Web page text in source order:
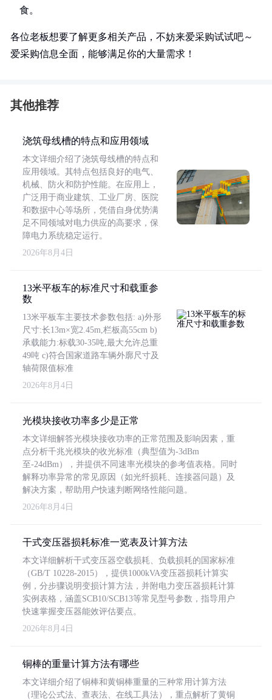
食。
各位老板想要了解更多相关产品，不妨来爱采购试试吧～
爱采购信息全面，能够满足你的大量需求！
其他推荐
浇筑母线槽的特点和应用领域
本文详细介绍了浇筑母线槽的特点和
应用领域。其特点包括良好的电气、
机械、防火和防护性能。在应用上，
广泛用于商业建筑、工业厂房、医院
和数据中心等场所，凭借自身优势满
足不同领域对电力供应的高要求，保
障电力系统稳定运行。
2026年8月4日
13米平板车的标准尺寸和载重参
数
13米平板车主要技术参数包括: a)外形
尺寸:长13m×宽2.45m,栏板高55cm b)
承载能力:标载30-35吨,最大允许总重
49吨 c)符合国家道路车辆外廓尺寸及
轴荷限值标准
2026年8月4日
光模块接收功率多少是正常
本文详细解答光模块接收功率的正常范围及影响因素，重
点分析千兆光模块的收光标准（典型值为-3dBm
至-24dBm），并提供不同速率光模块的参考值表格。同时
解释功率异常的常见原因（如光纤损耗、连接器问题）及
解决方案，帮助用户快速判断网络性能问题。
2026年8月4日
干式变压器损耗标准一览表及计算方法
本文详细解析干式变压器空载损耗、负载损耗的国家标准
（GB/T 10228-2015），提供1000kVA变压器损耗计算实
例，分步骤说明变损计算方法，并附电力变压器损耗计算
实例表格，涵盖SCB10/SCB13等常见型号参数，指导用户
快速掌握变压器能效评估要点。
2026年8月4日
铜棒的重量计算方法有哪些
本文详细介绍了铜棒和黄铜棒重量的三种常用计算方法
（理论公式法、查表法、在线工具法），重点解析了黄铜